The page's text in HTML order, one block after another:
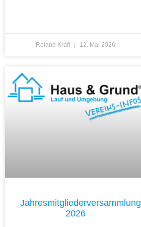
Roland Kraft 12. Mai 2026
Jahresmitgliederversammlung
2026